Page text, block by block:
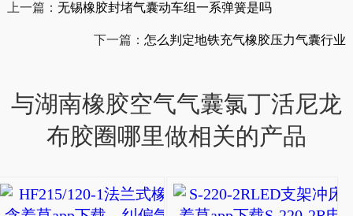
上一篇： 无锡橡胶封堵气囊动车组一系弹簧是吗
下一篇：怎么判定地铁充气橡胶压力气囊行业
与湖南橡胶空气气囊氯丁活尼龙
布胶圈哪里做相关的产品
HF215/120-1法兰式橡